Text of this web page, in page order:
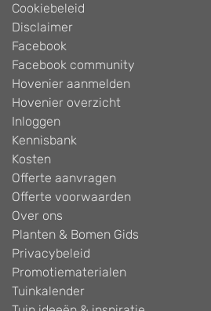
Cookiebeleid
Disclaimer
Facebook
Facebook community
Hovenier aanmelden
Hovenier overzicht
Inloggen
Kennisbank
Kosten
Offerte aanvragen
Offerte voorwaarden
Over ons
Planten & Bomen Gids
Privacybeleid
Promotiematerialen
Tuinkalender